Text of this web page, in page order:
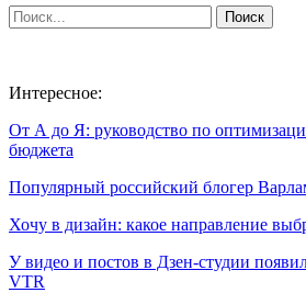
Интересное:
От А до Я: руководство по
бюджета
Популярный российский блогер
Хочу в дизайн: какое направление
У видео и постов в Дзен-студии
VTR